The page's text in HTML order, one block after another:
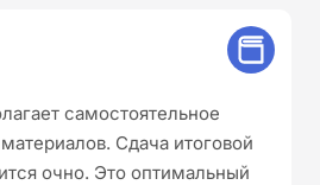
самостоятельное
Сдача итоговой
очно. Это оптимальный